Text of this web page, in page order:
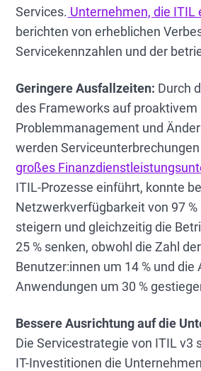
Services. Unternehmen, die ITIL
berichten von erheblichen
Servicekennzahlen und der
Geringere Ausfallzeiten: Durch
des Frameworks auf proaktivem
Problemmanagement und
werden
großes
ITIL-Prozesse einführt, konnte
Netzwerkverfügbarkeit von 97 %
steigern und gleichzeitig die
25 % senken, obwohl die Zahl
Benutzer:innen um 14 % und die
Anwendungen um 30 %
Bessere Ausrichtung auf die
Die Servicestrategie von ITIL v3
IT-Investitionen die